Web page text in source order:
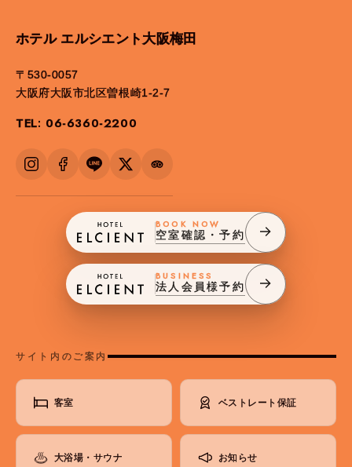
ホテル エルシエント大阪梅田
〒530-0057
大阪府大阪市北区曽根崎1-2-7
TEL: 06-6360-2200
BOOK NOW
空室確認・予約
BUSINESS
法人会員様予約
サイト内のご案内
客室
大浴場・サウナ
ベストレート保証
お知らせ